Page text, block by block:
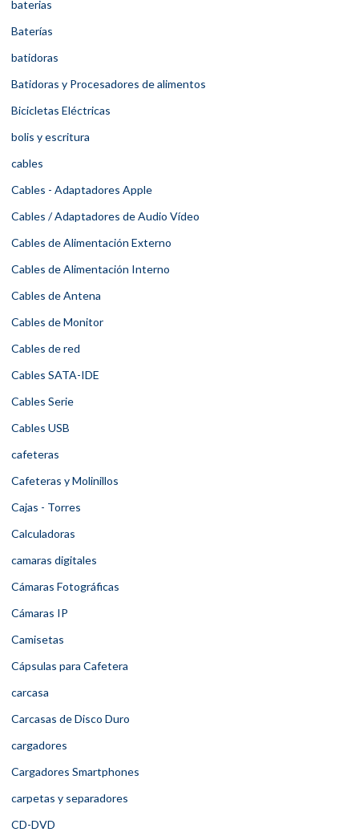
baterias
Baterías
batidoras
Batidoras y Procesadores de alimentos
Bicicletas Eléctricas
bolis y escritura
cables
Cables - Adaptadores Apple
Cables / Adaptadores de Audio Vídeo
Cables de Alimentación Externo
Cables de Alimentación Interno
Cables de Antena
Cables de Monitor
Cables de red
Cables SATA-IDE
Cables Serie
Cables USB
cafeteras
Cafeteras y Molinillos
Cajas - Torres
Calculadoras
camaras digitales
Cámaras Fotográficas
Cámaras IP
Camisetas
Cápsulas para Cafetera
carcasa
Carcasas de Disco Duro
cargadores
Cargadores Smartphones
carpetas y separadores
CD-DVD